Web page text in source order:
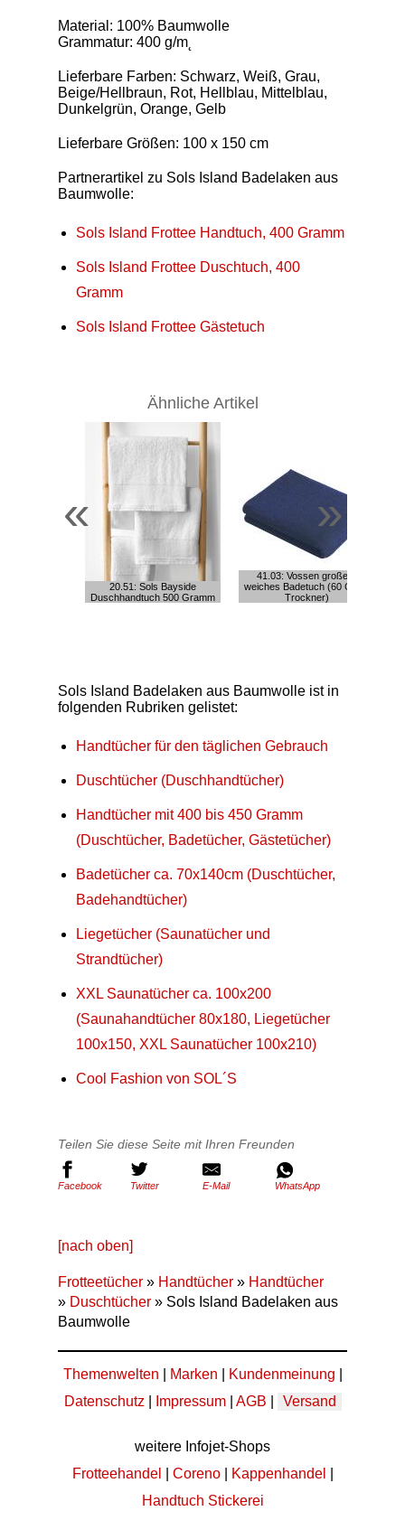
Material: 100% Baumwolle
Grammatur: 400 g/m˛
Lieferbare Farben: Schwarz, Weiß, Grau,
Beige/Hellbraun, Rot, Hellblau, Mittelblau,
Dunkelgrün, Orange, Gelb
Lieferbare Größen: 100 x 150 cm
Partnerartikel zu Sols Island Badelaken aus
Baumwolle:
Sols Island Frottee Handtuch, 400 Gramm
Sols Island Frottee Duschtuch, 400
Gramm
Sols Island Frottee Gästetuch
Ähnliche Artikel
«
20.51: Sols Bayside
Duschhandtuch 500 Gramm
41.03: Vossen großes,
weiches Badetuch (60 Grad,
Trockner)
»
Sols Island Badelaken aus Baumwolle ist in
folgenden Rubriken gelistet:
Handtücher für den täglichen Gebrauch
Duschtücher (Duschhandtücher)
Handtücher mit 400 bis 450 Gramm
(Duschtücher, Badetücher, Gästetücher)
Badetücher ca. 70x140cm (Duschtücher,
Badehandtücher)
Liegetücher (Saunatücher und
Strandtücher)
XXL Saunatücher ca. 100x200
(Saunahandtücher 80x180, Liegetücher
100x150, XXL Saunatücher 100x210)
Cool Fashion von SOL´S
Teilen Sie diese Seite mit Ihren Freunden
Facebook Twitter E-Mail WhatsApp
[nach oben]
Frotteetücher » Handtücher » Handtücher
» Duschtücher » Sols Island Badelaken aus
Baumwolle
Themenwelten Marken Kundenmeinung
Datenschutz
Impressum| AGB Versand
weitere Infojet-Shops
Frotteehandel
Coreno| Kappenhandel
Handtuch Stickerei